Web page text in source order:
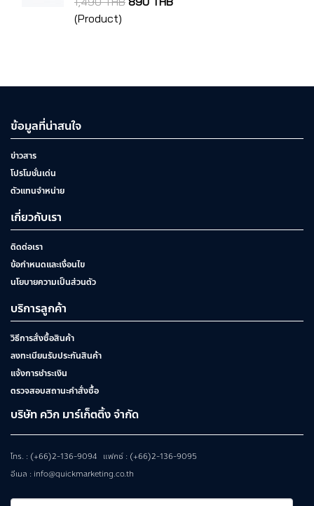
(Product)
ข้อมูลที่น่าสนใจ
ข่าวสาร
โปรโมชั่นเด่น
ตัวแทนจำหน่าย
เกี่ยวกับเรา
ติดต่อเรา
ข้อกำหนดและเงื่อนไข
นโยบายความเป็นส่วนตัว
บริการลูกค้า
วิธีการสั่งซื้อสินค้า
ลงทะเบียนรับประกันสินค้า
แจ้งการชำระเงิน
ตรวจสอบสถานะคำสั่งซื้อ
บริษัท ควิก มาร์เก็ตติ้ง จำกัด
โทร. : (+66)2-136-9094 แฟกซ์ : (+66)2-136-9095
อีเมล : info@quickmarketing.co.th